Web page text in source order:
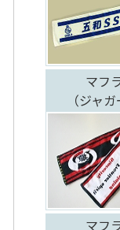
マフ
（ジャガ
マフ